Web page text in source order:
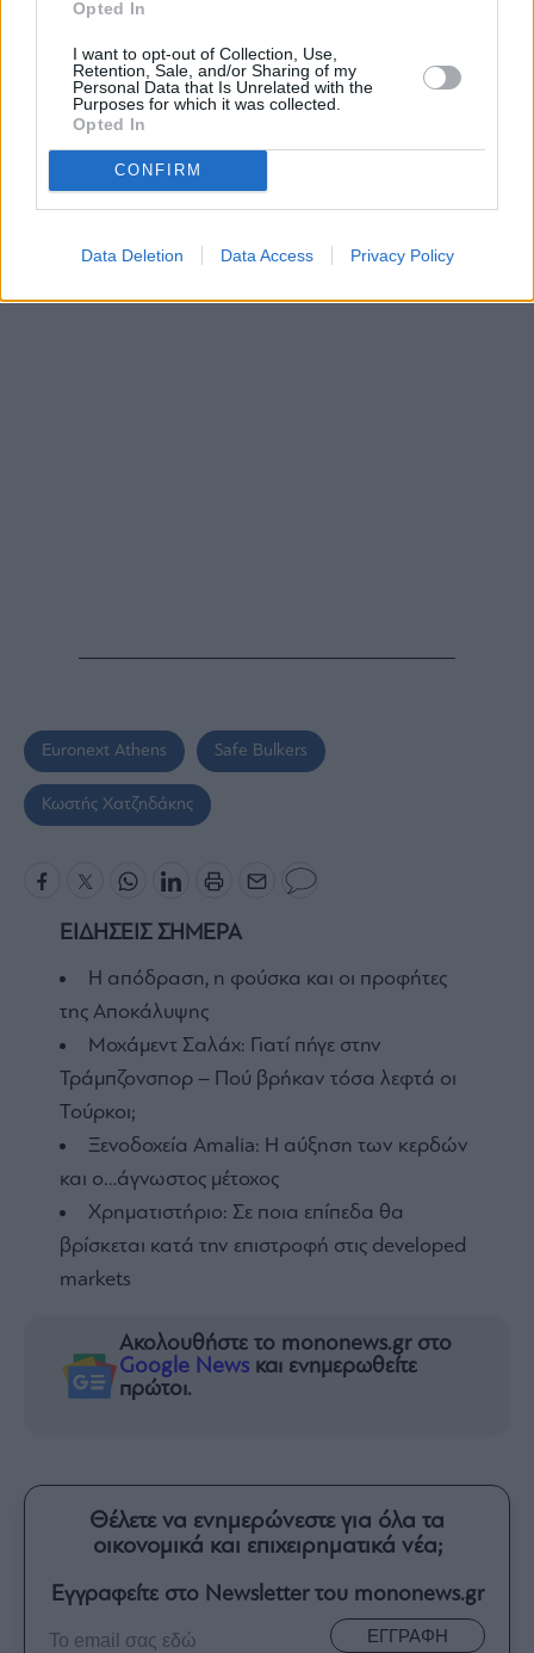
Opted In
I want to opt-out of Collection, Use,
Retention, Sale, and/or Sharing of my
Personal Data that Is Unrelated with the
Purposes for which it was collected.
Opted In
CONFIRM
Data Deletion Data Access Privacy Policy
Euronext Athens Safe Bulkers
Κωστής Χατζηδάκης
ΕΙΔΗΣΕΙΣ ΣΗΜΕΡΑ
Η απόδραση, η φούσκα και οι προφήτες
της Αποκάλυψης
Μοχάμεντ Σαλάχ: Γιατί πήγε στην
Τράμπζονσπορ – Πού βρήκαν τόσα λεφτά οι
Τούρκοι;
Ξενοδοχεία Amalia: H αύξηση των κερδών
και ο…άγνωστος μέτοχος
Χρηματιστήριο: Σε ποια επίπεδα θα
βρίσκεται κατά την επιστροφή στις developed
markets
Ακολουθήστε το mononews.gr στο
Google News και ενημερωθείτε
πρώτοι.
Θέλετε να ενημερώνεστε για όλα τα
οικονομικά και επιχειρηματικά νέα;
Εγγραφείτε στο Newsletter του mononews.gr
ΕΓΓΡΑΦΗ